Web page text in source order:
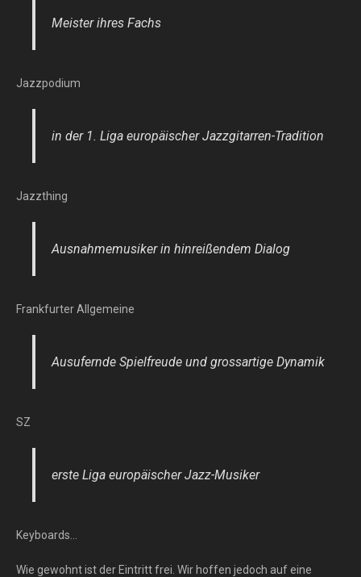
Meister ihres Fachs
Jazzpodium
in der 1. Liga europäischer Jazzgitarren-Tradition
Jazzthing
Ausnahmemusiker in hinreißendem Dialog
Frankfurter Allgemeine
Ausufernde Spielfreude und grossartige Dynamik
SZ
erste Liga europäischer Jazz-Musiker
Keyboards…
Wie gewohnt ist der Eintritt frei. Wir hoffen jedoch auf eine